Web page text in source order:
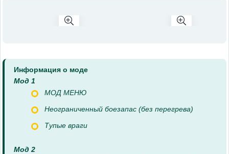
Информация о моде
Мод 1
МОД МЕНЮ
Неограниченный боезапас (без перегрева)
Тупые враги
Мод 2